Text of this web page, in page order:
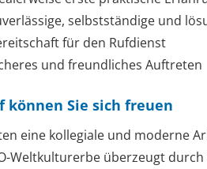
selbstständige und
für den Rufdienst
und freundliches Auftreten
können Sie sich freuen
eine kollegiale und moderne
Weltkulturerbe überzeugt